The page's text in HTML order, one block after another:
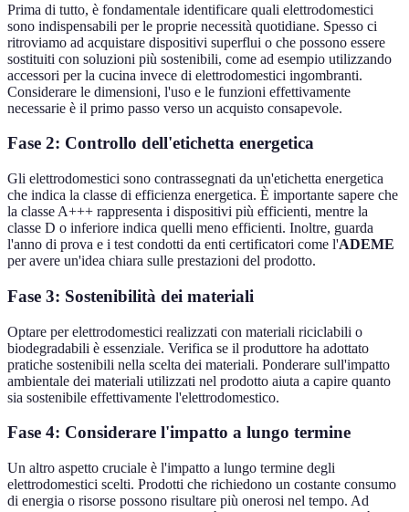
Prima di tutto, è fondamentale identificare quali elettrodomestici
sono indispensabili per le proprie necessità quotidiane. Spesso ci
ritroviamo ad acquistare dispositivi superflui o che possono essere
sostituiti con soluzioni più sostenibili, come ad esempio utilizzando
accessori per la cucina invece di elettrodomestici ingombranti.
Considerare le dimensioni, l'uso e le funzioni effettivamente
necessarie è il primo passo verso un acquisto consapevole.
Fase 2: Controllo dell'etichetta energetica
Gli elettrodomestici sono contrassegnati da un'etichetta energetica
che indica la classe di efficienza energetica. È importante sapere che
la classe A+++ rappresenta i dispositivi più efficienti, mentre la
classe D o inferiore indica quelli meno efficienti. Inoltre, guarda
l'anno di prova e i test condotti da enti certificatori come l'ADEME
per avere un'idea chiara sulle prestazioni del prodotto.
Fase 3: Sostenibilità dei materiali
Optare per elettrodomestici realizzati con materiali riciclabili o
biodegradabili è essenziale. Verifica se il produttore ha adottato
pratiche sostenibili nella scelta dei materiali. Ponderare sull'impatto
ambientale dei materiali utilizzati nel prodotto aiuta a capire quanto
sia sostenibile effettivamente l'elettrodomestico.
Fase 4: Considerare l'impatto a lungo termine
Un altro aspetto cruciale è l'impatto a lungo termine degli
elettrodomestici scelti. Prodotti che richiedono un costante consumo
di energia o risorse possono risultare più onerosi nel tempo. Ad